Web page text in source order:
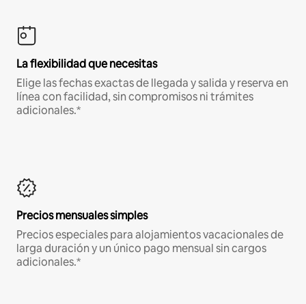
La flexibilidad que necesitas
Elige las fechas exactas de llegada y salida y reserva en
línea con facilidad, sin compromisos ni trámites
adicionales.*
Precios mensuales simples
Precios especiales para alojamientos vacacionales de
larga duración y un único pago mensual sin cargos
adicionales.*